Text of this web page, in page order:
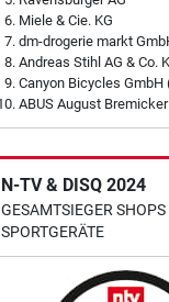
Miele & Cie. KG
dm-drogerie markt
Andreas Stihl AG & Co.
Canyon Bicycles GmbH
ABUS August
N-TV & DISQ 2024
GESAMTSIEGER SHOPS
SPORTGERÄTE